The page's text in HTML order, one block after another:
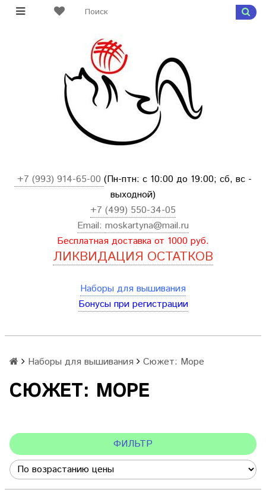
+7 (993) 914-65-00 (Пн-птн: с 10:00 до 19:00; сб, вс -
выходной)
+7 (499) 550-34-05
Email: moskartyna@mail.ru
Бесплатная доставка от 1000 руб.
ЛИКВИДАЦИЯ ОСТАТКОВ
Наборы для вышивания
Бонусы при регистрации
Наборы для вышивания Сюжет: Море
СЮЖЕТ: МОРЕ
ФИЛЬТР